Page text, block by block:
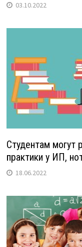
03.10.2022
Студентам могут
практики у ИП,
18.06.2022